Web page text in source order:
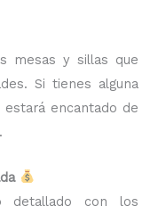
mesas y sillas que
Si tienes alguna
encantado de
detallado con los